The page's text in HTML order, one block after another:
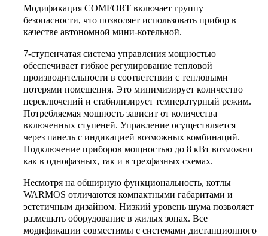
Модификация COMFORT включает группу
безопасности, что позволяет использовать прибор в
качестве автономной мини-котельной.
7-ступенчатая система управления мощностью
обеспечивает гибкое регулирование тепловой
производительности в соответствии с тепловыми
потерями помещения. Это минимизирует количество
переключений и стабилизирует температурный режим.
Потребляемая мощность зависит от количества
включенных ступеней. Управление осуществляется
через панель с индикацией возможных комбинаций.
Подключение приборов мощностью до 8 кВт возможно
как в однофазных, так и в трехфазных схемах.
Несмотря на обширную функциональность, котлы
WARMOS отличаются компактными габаритами и
эстетичным дизайном. Низкий уровень шума позволяет
размещать оборудование в жилых зонах. Все
модификации совместимы с системами дистанционного